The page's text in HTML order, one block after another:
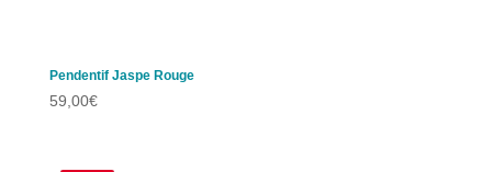
Pendentif Jaspe Rouge
59,00€